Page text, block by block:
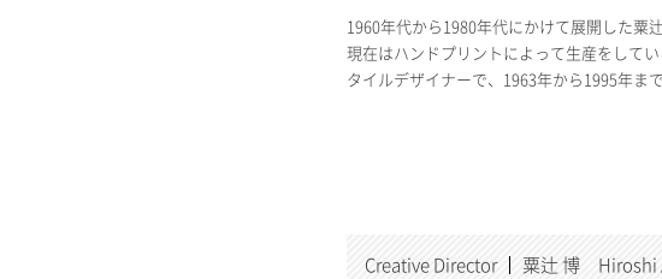
1960年代から1980年代にかけて展開した粟
現在はハンドプリントによって生産をして
タイルデザイナーで、1963年から1995年ま
Creative Director 粟辻 博 Hiroshi